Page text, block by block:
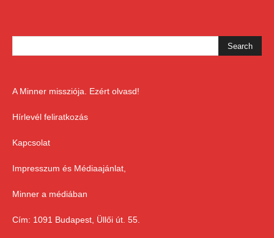
A Minner missziója. Ezért olvasd!
Hírlevél feliratkozás
Kapcsolat
Impresszum és Médiaajánlat,
Minner a médiában
Cím: 1091 Budapest, Üllői út. 55.